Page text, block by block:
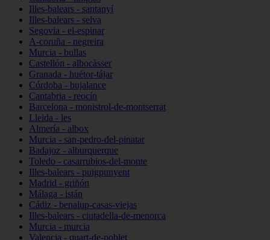
Illes-balears - santanyí
Illes-balears - selva
Segovia - el-espinar
A-coruña - negreira
Murcia - bullas
Castellón - albocàsser
Granada - huétor-tájar
Córdoba - bujalance
Cantabria - reocín
Barcelona - monistrol-de-montserrat
Lleida - les
Almería - albox
Murcia - san-pedro-del-pinatar
Badajoz - alburquerque
Toledo - casarrubios-del-monte
Illes-balears - puigpunyent
Madrid - griñón
Málaga - istán
Cádiz - benalup-casas-viejas
Illes-balears - ciutadella-de-menorca
Murcia - murcia
Valencia - quart-de-poblet